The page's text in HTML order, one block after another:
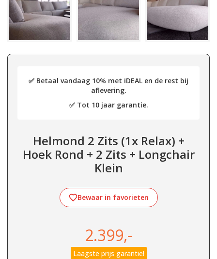
✅ Betaal vandaag 10% met iDEAL en de rest bij
aflevering.
✅ Tot 10 jaar garantie.
Helmond 2 Zits (1x Relax) +
Hoek Rond + 2 Zits + Longchair
Klein
Bewaar in favorieten
2.399,-
Laagste prijs garantie!